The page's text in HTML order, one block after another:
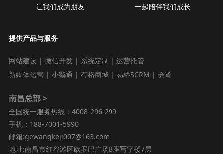
让我们成为朋友
一起陪伴我们成长
提供产品与服务
网站建设 | 微信开发| 系统定制 | 运营托管
新媒体运营| 小鹅通 | 有格商城| 易格SCRM | 会道
南昌总部 >
全国统一服务热线：4008-296-299
手机：188-7001-5990
邮箱:gewangkeji007@163.com
地址:南昌市红谷滩区欧罗巴广场B座写字楼7层